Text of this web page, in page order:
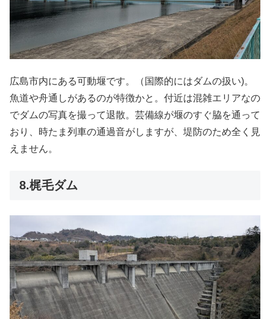
広島市内にある可動堰です。（国際的にはダムの扱い)。
魚道や舟通しがあるのが特徴かと。付近は混雑エリアなの
でダムの写真を撮って退散。芸備線が堰のすぐ脇を通って
おり、時たま列車の通過音がしますが、堤防のため全く見
えません。
8.梶毛ダム